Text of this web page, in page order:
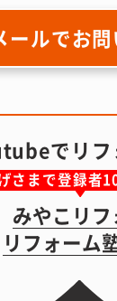
ールでお
でリフ
さまで登録者
みやこリ
リフォーム